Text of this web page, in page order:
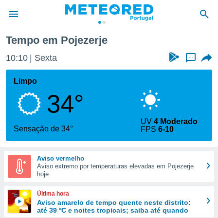
da
foi
fornecidas
a este
das
e
forma
digital
Tempo em Pojezerje
10:10 Sexta ...
Limpo
34°
Sensação de 34°
UV4 Moderado
FPS6-10
Aviso vermelho
Aviso extremo por temperaturas elevadas em Pojezerje
hoje
Última hora
Aviso amarelo de tempo quente neste distrito:
até 39 ºC e noites tropicais; saiba até quando